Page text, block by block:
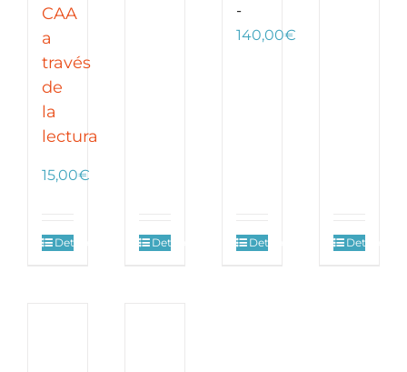
CAA
a
través
de
la
lectura
15,00€
Detalles
50,00€
Detalles
-
140,00€
Detalles Detalles